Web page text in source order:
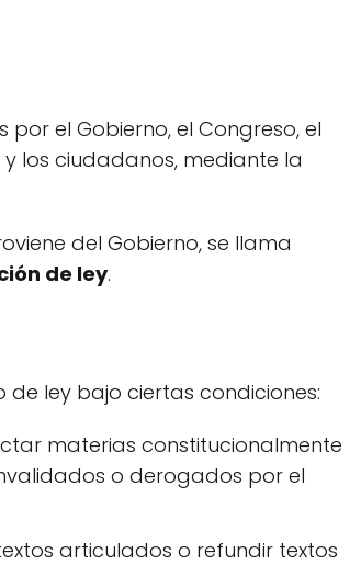
el Gobierno, el Congreso, el
los ciudadanos, mediante la
del Gobierno, se llama
de ley.
ley bajo ciertas condiciones:
materias constitucionalmente
o derogados por el
articulados o refundir textos